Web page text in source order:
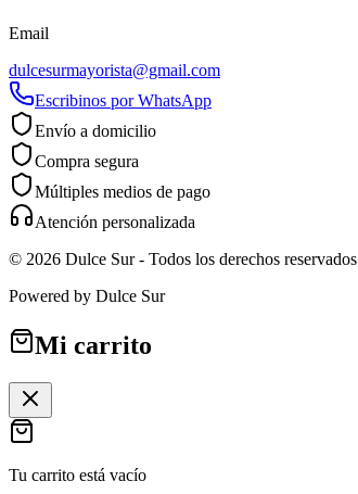
Email
dulcesurmayorista@gmail.com
Escribinos por WhatsApp
Envío a domicilio
Compra segura
Múltiples medios de pago
Atención personalizada
© 2026 Dulce Sur- Todos los derechos reservados
Powered by Dulce Sur
Mi carrito
Tu carrito está vacío